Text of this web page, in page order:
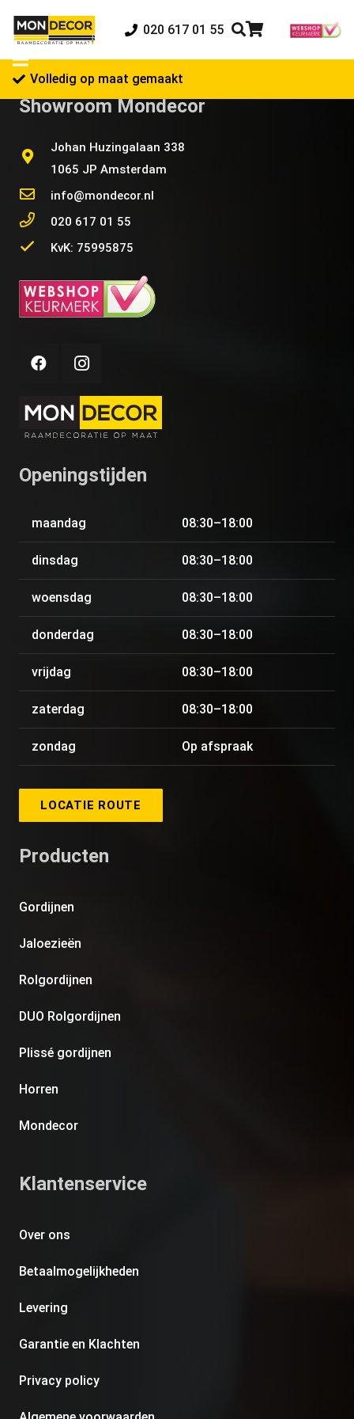
020 617 01 55
Volledig op maat gemaakt
Showroom Mondecor
Johan Huzingalaan 338
1065 JP Amsterdam
info@mondecor.nl
020 617 01 55
KvK: 75995875
Openingstijden
maandag 08:30–18:00
dinsdag 08:30–18:00
woensdag 08:30–18:00
donderdag 08:30–18:00
vrijdag 08:30–18:00
zaterdag 08:30–18:00
zondag Op afspraak
LOCATIE ROUTE
Producten
Gordijnen
Jaloezieën
Rolgordijnen
DUO Rolgordijnen
Plissé gordijnen
Horren
Mondecor
Klantenservice
Over ons
Betaalmogelijkheden
Levering
Garantie en Klachten
Privacy policy